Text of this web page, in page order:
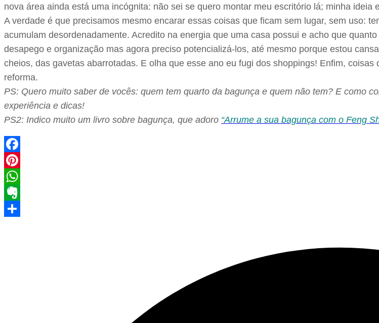
nova área ainda está uma incógnita: não sei se quero montar meu escritório lá; minha
A verdade é que precisamos mesmo encarar essas coisas que ficam sem lugar, sem uso:
acumulam desordenadamente. Acredito na energia que uma casa possui e acho que
desapego e organização mas agora preciso potencializá-los, até mesmo porque estou
cheios, das gavetas abarrotadas. E olha que esse ano eu fugi dos shoppings! Enfim,
reforma.
PS: Quero muito saber de vocês: quem tem quarto da bagunça e quem não tem? E como
experiência e dicas!
PS2: Indico muito um livro sobre bagunça, que adoro “Arrume a sua bagunça com o Feng
Facebook
Pinterest
WhatsApp
Evernote